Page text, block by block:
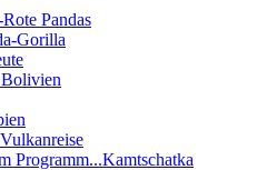
Pandas
Gorilla
Programm...Kamtschatka